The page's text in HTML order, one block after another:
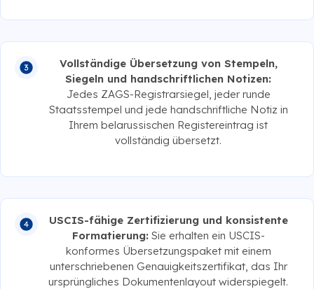
Vollständige Übersetzung von Stempeln,
Siegeln und handschriftlichen Notizen:
Jedes ZAGS-Registrarsiegel, jeder runde
Staatsstempel und jede handschriftliche Notiz in
Ihrem belarussischen Registereintrag ist
vollständig übersetzt.
USCIS-fähige Zertifizierung und konsistente
Formatierung: Sie erhalten ein USCIS-
konformes Übersetzungspaket mit einem
unterschriebenen Genauigkeitszertifikat, das Ihr
ursprüngliches Dokumentenlayout widerspiegelt.